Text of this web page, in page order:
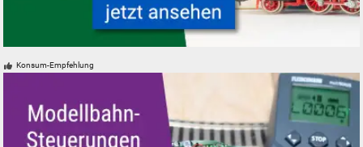
Konsum-Empfehlung